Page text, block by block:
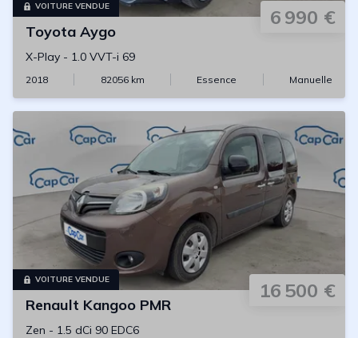
VOITURE VENDUE 6 990 €
Toyota Aygo
X-Play - 1.0 VVT-i 69
2018 82056km Essence Manuelle
VOITURE VENDUE 16 500 €
Renault Kangoo PMR
Zen - 1.5 dCi 90 EDC6